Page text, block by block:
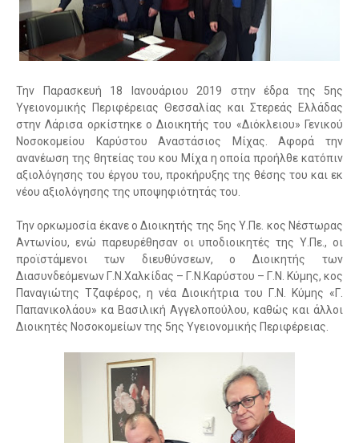
Την Παρασκευή 18 Ιανουάριου 2019 στην έδρα της 5ης
Υγειονομικής Περιφέρειας Θεσσαλίας και Στερεάς Ελλάδας
στην Λάρισα ορκίστηκε ο Διοικητής του «Διόκλειου» Γενικού
Νοσοκομείου Καρύστου Αναστάσιος Μίχας. Αφορά την
ανανέωση της θητείας του κου Μίχα η οποία προήλθε κατόπιν
αξιολόγησης του έργου του, προκήρυξης της θέσης του και εκ
νέου αξιολόγησης της υποψηφιότητάς του.
Την ορκωμοσία έκανε ο Διοικητής της 5ης Υ.Πε. κος Νέστωρας
Αντωνίου, ενώ παρευρέθησαν οι υποδιοικητές της Υ.Πε., οι
προϊστάμενοι των διευθύνσεων, ο Διοικητής των
Διασυνδεόμενων Γ.Ν.Χαλκίδας – Γ.Ν.Καρύστου – Γ.Ν. Κύμης, κος
Παναγιώτης Τζαφέρος, η νέα Διοικήτρια του Γ.Ν. Κύμης «Γ.
Παπανικολάου» κα Βασιλική Αγγελοπούλου, καθώς και άλλοι
Διοικητές Νοσοκομείων της 5ης Υγειονομικής Περιφέρειας.